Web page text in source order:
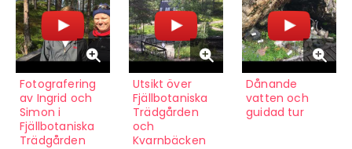
Fotografering
av Ingrid och
Simon i
Fjällbotaniska
Trädgården
Utsikt över
Fjällbotaniska
Trädgården
och
Kvarnbäcken
Dånande
vatten och
guidad tur